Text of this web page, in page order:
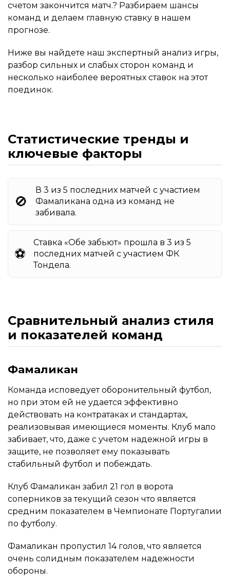
счетом закончится матч.? Разбираем шансы
команд и делаем главную ставку в нашем
прогнозе.
Ниже вы найдете наш экспертный анализ игры,
разбор сильных и слабых сторон команд и
несколько наиболее вероятных ставок на этот
поединок.
Статистические тренды и
ключевые факторы
🚫
В 3 из 5 последних матчей с участием
Фамаликана одна из команд не
забивала.
⚽️
Ставка «Обе забьют» прошла в 3 из 5
последних матчей с участием ФК
Тондела.
Сравнительный анализ стиля
и показателей команд
Фамаликан
Команда исповедует оборонительный футбол,
но при этом ей не удается эффективно
действовать на контратаках и стандартах,
реализовывая имеющиеся моменты. Клуб мало
забивает, что, даже с учетом надежной игры в
защите, не позволяет ему показывать
стабильный футбол и побеждать.
Клуб Фамаликан забил 21 гол в ворота
соперников за текущий сезон что является
средним показателем в Чемпионате Португалии
по футболу.
Фамаликан пропустил 14 голов, что является
очень солидным показателем надежности
обороны.